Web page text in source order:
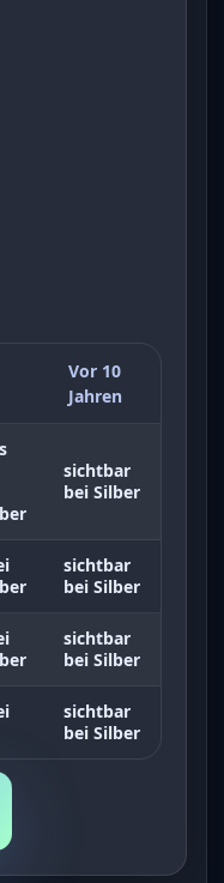
Vor 10
Jahren
sichtbar
bei Silber
sichtbar
bei Silber
sichtbar
bei Silber
sichtbar
bei Silber